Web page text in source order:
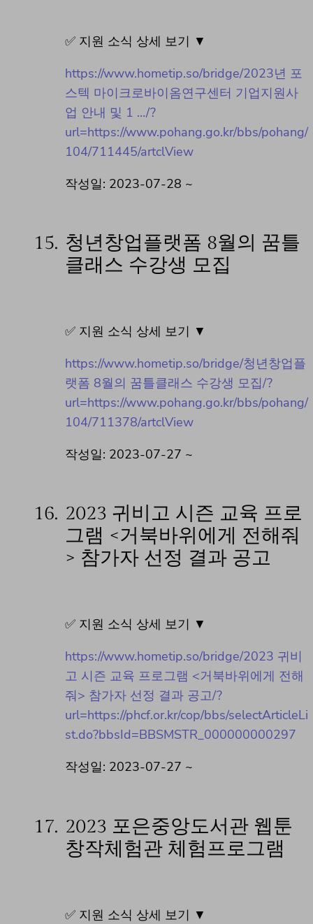
✅ 지원 소식 상세 보기 ▼
https://www.hometip.so/bridge/2023년 포
스텍 마이크로바이옴연구센터 기업지원사
업 안내 및 1 …/?
url=https://www.pohang.go.kr/bbs/pohang/
104/711445/artclView
작성일: 2023-07-28 ~
15. 청년창업플랫폼 8월의 꿈틀
클래스 수강생 모집
✅ 지원 소식 상세 보기 ▼
https://www.hometip.so/bridge/청년창업플
랫폼 8월의 꿈틀클래스 수강생 모집/?
url=https://www.pohang.go.kr/bbs/pohang/
104/711378/artclView
작성일: 2023-07-27 ~
16. 2023 귀비고 시즌 교육 프로
그램 <거북바위에게 전해줘
> 참가자 선정 결과 공고
✅ 지원 소식 상세 보기 ▼
https://www.hometip.so/bridge/2023 귀비
고 시즌 교육 프로그램 <거북바위에게 전해
줘> 참가자 선정 결과 공고/?
url=https://phcf.or.kr/cop/bbs/selectArticleLi
st.do?bbsId=BBSMSTR_000000000297
작성일: 2023-07-27 ~
17. 2023 포은중앙도서관 웹툰
창작체험관 체험프로그램
✅ 지원 소식 상세 보기 ▼